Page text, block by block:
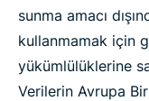
sunma amacı
kullanmamak için
yükümlülüklerine
Verilerin Avrupa